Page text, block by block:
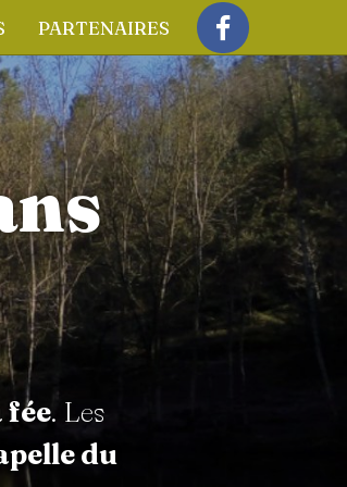
PARTENAIRES
Facebook
fée. Les
du